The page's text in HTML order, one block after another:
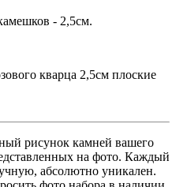
- 2,5см.
рисунок камней вашего
на фото. Каждый
абсолютно уникален.